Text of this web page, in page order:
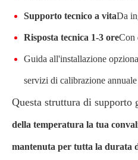
Supporto tecnico a vitaDa
Risposta tecnica 1-3 oreCon
Guida all'installazione
servizi di calibrazione annuale
Questa struttura di supporto
della temperatura la tua
mantenuta per tutta la durata